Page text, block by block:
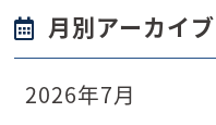
月別アーカイブ
2026年7月